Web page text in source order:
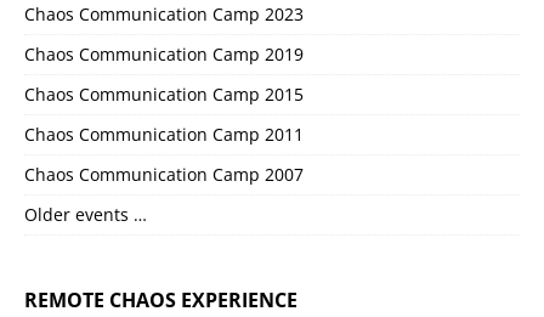
Chaos Communication Camp 2023
Chaos Communication Camp 2019
Chaos Communication Camp 2015
Chaos Communication Camp 2011
Chaos Communication Camp 2007
Older events …
REMOTE CHAOS EXPERIENCE